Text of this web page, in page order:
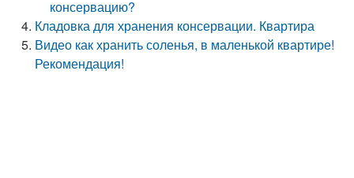
консервацию?
Кладовка для хранения консервации. Квартира
Видео как хранить соленья, в маленькой квартире!
Рекомендация!